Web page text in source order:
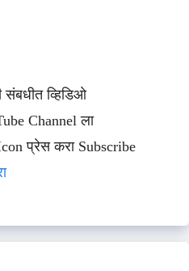
संबधीत व्हिडिओ
Channel ला
प्रेस करा Subscribe